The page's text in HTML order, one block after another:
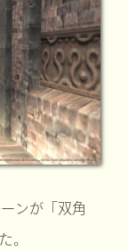
ンが「双角
。